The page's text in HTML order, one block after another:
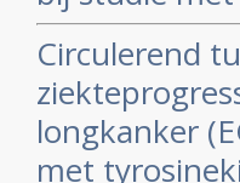
Circulerend
longkanker
met